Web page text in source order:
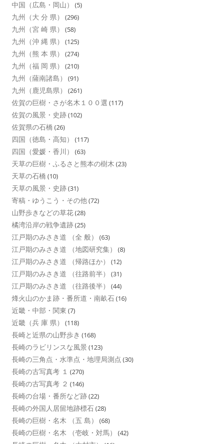
中国（広島・岡山） (5)
九州（大 分 県） (296)
九州（宮 崎 県） (58)
九州（沖 縄 県） (125)
九州（熊 本 県） (274)
九州（福 岡 県） (210)
九州（薩南諸島） (91)
九州（鹿児島県） (261)
佐賀の巨樹・さが名木１００選 (117)
佐賀の風景・史跡(102)
佐賀県の石橋 (26)
四国（徳島・高知） (117)
四国（愛媛・香川） (63)
天草の巨樹・ふるさと熊本の樹木 (23)
天草の石橋 (10)
天草の風景・史跡(31)
寄稿・ゆうこう・その他(72)
山野歩きなどの草花(28)
橘湾沿岸の戦争遺跡(25)
江戸期のみさき道 （全 般） (63)
江戸期のみさき道 （地図研究集） (8)
江戸期のみさき道 （帰路ほか） (12)
江戸期のみさき道 （往路前半） (31)
江戸期のみさき道 （往路後半） (44)
烽火山のかま跡・番所道・南畝石(16)
近畿・中部・関東 (7)
近畿（兵 庫 県） (118)
長崎と近県の山野歩き (168)
長崎のラビリンスな風景 (123)
長崎の三角点・水準点・地理局測点 (30)
長崎の古写真考 １ (270)
長崎の古写真考 ２ (146)
長崎の台場・番所など跡(22)
長崎の外国人居留地跡標石(28)
長崎の巨樹・名木 （五 島） (68)
長崎の巨樹・名木 （壱岐・対馬） (42)